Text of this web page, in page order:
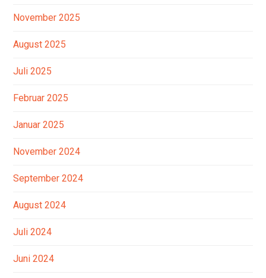
November 2025
August 2025
Juli 2025
Februar 2025
Januar 2025
November 2024
September 2024
August 2024
Juli 2024
Juni 2024